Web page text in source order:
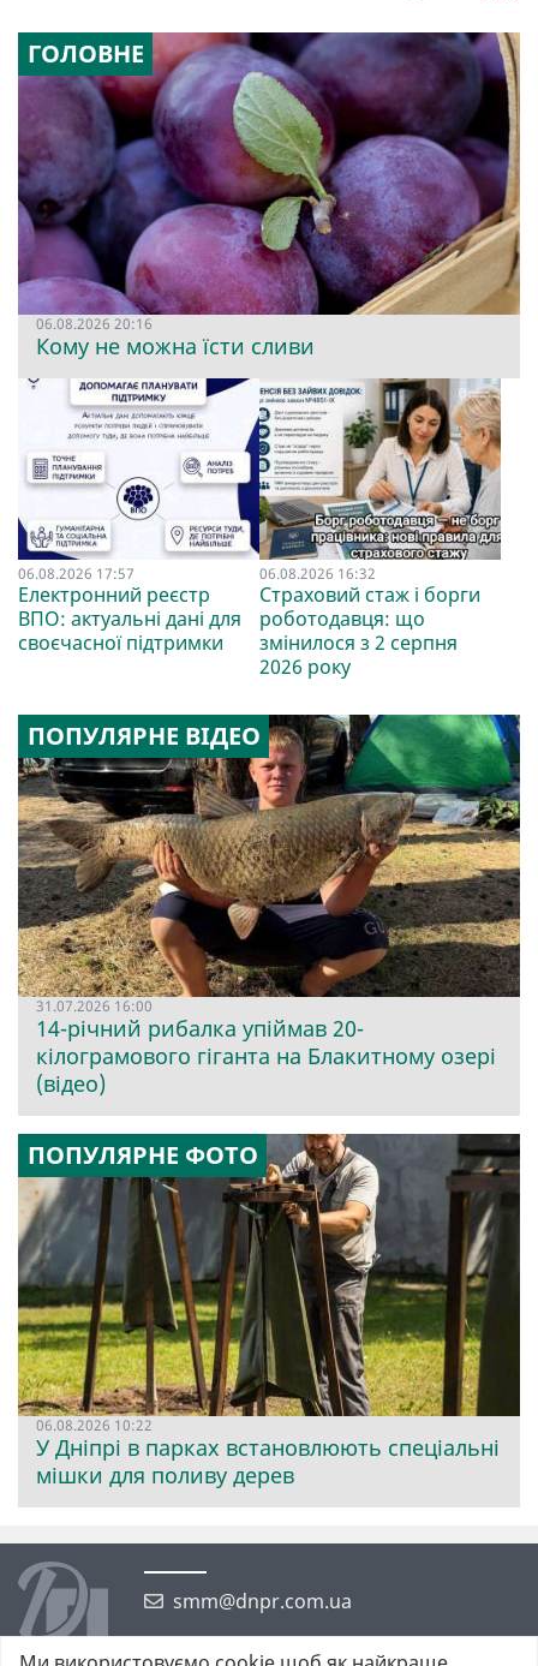
ГОЛОВНЕ
06.08.2026 20:16
Кому не можна їсти сливи
06.08.2026 17:57
Електронний реєстр
ВПО: актуальні дані для
своєчасної підтримки
06.08.2026 16:32
Страховий стаж і борги
роботодавця: що
змінилося з 2 серпня
2026 року
ПОПУЛЯРНЕ ВІДЕО
31.07.2026 16:00
14-річний рибалка упіймав 20-
кілограмового гіганта на Блакитному озері
(відео)
ПОПУЛЯРНЕ ФОТО
06.08.2026 10:22
У Дніпрі в парках встановлюють спеціальні
мішки для поливу дерев
smm@dnpr.com.ua